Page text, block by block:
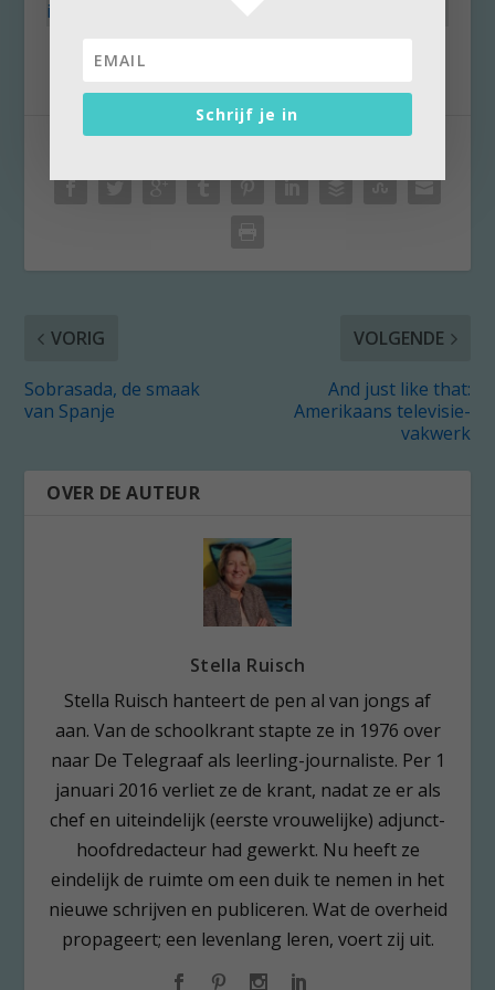
info@meerdanvijftig.nl
VORIG
Sobrasada, de smaak
van Spanje
VOLGENDE
And just like that:
Amerikaans televisie-
vakwerk
OVER DE AUTEUR
Stella Ruisch
Stella Ruisch hanteert de pen al van jongs af
aan. Van de schoolkrant stapte ze in 1976 over
naar De Telegraaf als leerling-journaliste. Per 1
januari 2016 verliet ze de krant, nadat ze er als
chef en uiteindelijk (eerste vrouwelijke) adjunct-
hoofdredacteur had gewerkt. Nu heeft ze
eindelijk de ruimte om een duik te nemen in het
nieuwe schrijven en publiceren. Wat de overheid
propageert; een levenlang leren, voert zij uit.
Schrijf je in